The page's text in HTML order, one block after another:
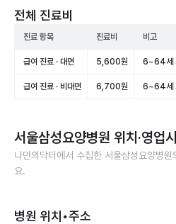
전체 진료비
진료 항목 진료비 비고
급여 진료 · 대면 5,600원 6~64세
급여 진료 · 비대면 6,700원 6~64세
서울삼성요양병원 위치·영업
나만의닥터에서 수집한 서울삼성요양병원
요.
병원 위치•주소